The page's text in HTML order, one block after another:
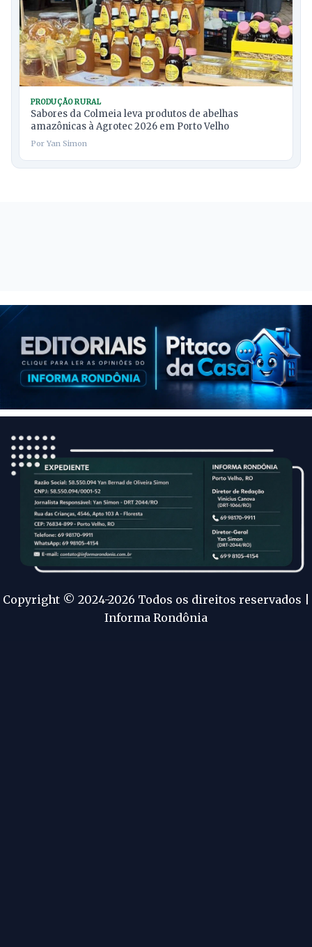
PRODUÇÃO RURAL
Sabores da Colmeia leva produtos de abelhas
amazônicas à Agrotec 2026 em Porto Velho
Por Yan Simon
Copyright © 2024-2026 Todos os direitos reservados |
Informa Rondônia